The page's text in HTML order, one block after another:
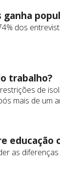
ganha
dos
trabalho?
de
mais de um
as